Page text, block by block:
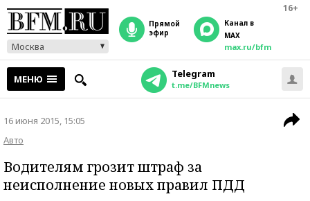
16+
Москва
прямой
эфир
Канал в
MAX
max.ru/bfm
МЕНЮ Telegram
t.me/BFMnews
16 июня 2015, 15:05
Авто
Водителям грозит штраф за
неисполнение новых правил ПДД